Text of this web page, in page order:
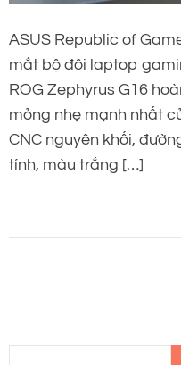
ASUS Republic of
mắt bộ đôi laptop
ROG Zephyrus G16
mỏng nhẹ mạnh nhất
CNC nguyên khối,
tính, màu trắng […]